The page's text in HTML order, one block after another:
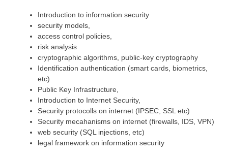
Introduction to information security
security models,
access control policies,
risk analysis
cryptographic algorithms, public-key cryptography
Identification authentication (smart cards, biometrics,
etc)
Public Key Infrastructure,
Introduction to Internet Security,
Security protocolls on internet (IPSEC, SSL etc)
Security mecahanisms on internet (firewalls, IDS, VPN)
web security (SQL injections, etc)
legal framework on information security